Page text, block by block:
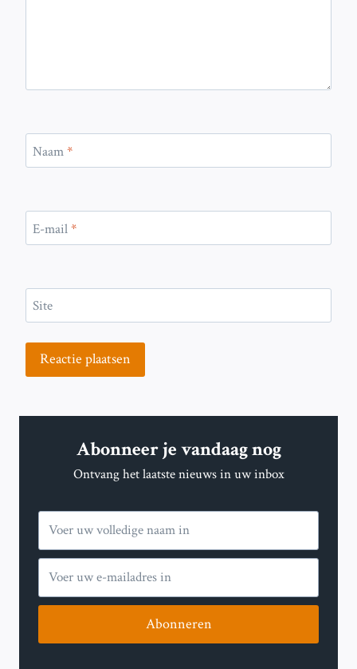
Naam*
E-mail*
Site
Abonneer je vandaag nog
Ontvang het laatste nieuws in uw inbox
Abonneren